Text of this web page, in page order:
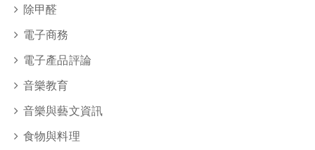
除甲醛
電子商務
電子產品評論
音樂教育
音樂與藝文資訊
食物與料理